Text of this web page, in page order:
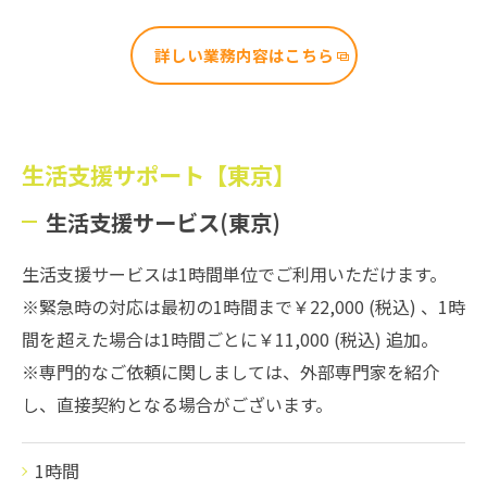
詳しい業務内容はこちら
生活支援サポート【東京】
生活支援サービス(東京)
生活支援サービスは1時間単位でご利用いただけます。
※緊急時の対応は最初の1時間まで￥22,000 (税込) 、1時
間を超えた場合は1時間ごとに￥11,000 (税込) 追加。
※専門的なご依頼に関しましては、外部専門家を紹介
し、直接契約となる場合がございます。
1時間